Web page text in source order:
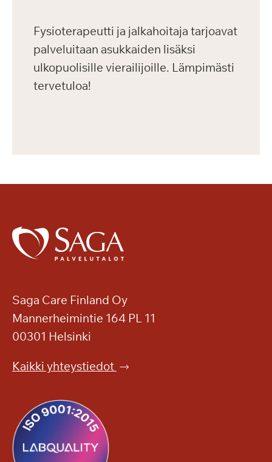
Fysioterapeutti ja jalkahoitaja tarjoavat
palveluitaan asukkaiden lisäksi
ulkopuolisille vierailijoille. Lämpimästi
tervetuloa!
Saga Care Finland Oy
Mannerheimintie 164 PL 11
00301 Helsinki
Kaikki yhteystiedot